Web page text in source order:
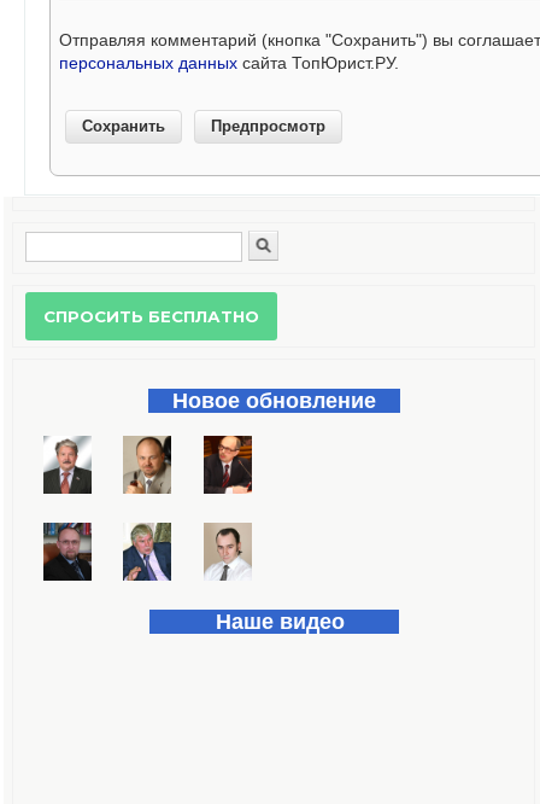
Отправляя комментарий (кнопка "Сохранить") вы
персональных данных сайта ТопЮрист.РУ.
Форма поиска
Новое обновление
Наше видео